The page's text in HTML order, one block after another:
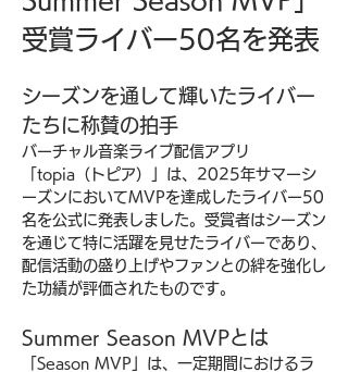
受賞ライバー50名を発表
シーズンを通して輝いたライバー
たちに称賛の拍手
バーチャル音楽ライブ配信アプリ
「topia（トピア）」は、2025年サマーシ
ーズンにおいてMVPを達成したライバー50
名を公式に発表しました。受賞者はシーズン
を通じて特に活躍を見せたライバーであり、
配信活動の盛り上げやファンとの絆を強化し
た功績が評価されたものです。
Summer Season MVPとは
「Season MVP」は、一定期間におけるラ